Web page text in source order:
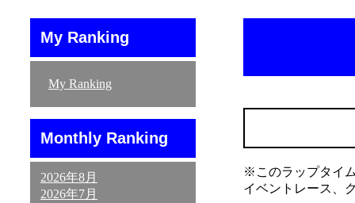
My Ranking
My Ranking
Monthly Ranking
2026年8月
2026年7月
※このラップタイ
イベントレース、